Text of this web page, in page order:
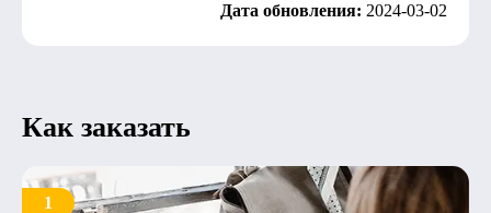
Дата обновления: 2024-03-02
Как заказать
1